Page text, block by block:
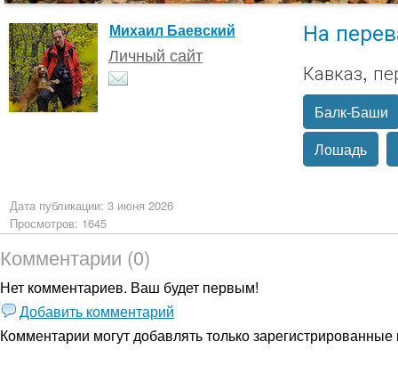
Михаил Баевский
Личный сайт
На
Кавказ,
Балк-Баши
Лошадь
Дата публикации: 3 июня 2026
Просмотров: 1645
Комментарии (0)
Нет комментариев. Ваш будет первым!
Добавить комментарий
Комментарии могут добавлять толькозарегистрированные